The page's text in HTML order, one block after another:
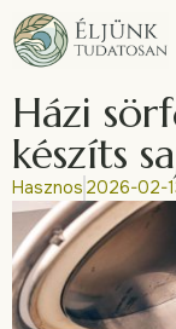
Házi
készíts
Hasznos 2026-02-